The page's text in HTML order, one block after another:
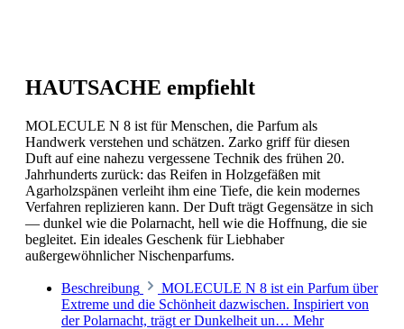
HAUTSACHE empfiehlt
MOLECULE N 8 ist für Menschen, die Parfum als
Handwerk verstehen und schätzen. Zarko griff für diesen
Duft auf eine nahezu vergessene Technik des frühen 20.
Jahrhunderts zurück: das Reifen in Holzgefäßen mit
Agarholzspänen verleiht ihm eine Tiefe, die kein modernes
Verfahren replizieren kann. Der Duft trägt Gegensätze in sich
— dunkel wie die Polarnacht, hell wie die Hoffnung, die sie
begleitet. Ein ideales Geschenk für Liebhaber
außergewöhnlicher Nischenparfums.
Beschreibung
MOLECULE N 8 ist ein Parfum über
Extreme und die Schönheit dazwischen. Inspiriert von
der Polarnacht, trägt er Dunkelheit un… Mehr